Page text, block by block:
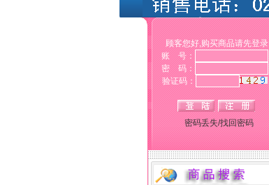
顾客您好,购买商品请先登录
账 号：
密 码：
验证码：
密码丢失/找回密码